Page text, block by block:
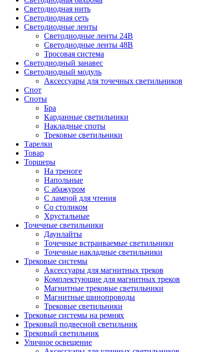
Светодиодная нить
Светодиодная сеть
Светодиодные ленты
Светодиодные ленты 24В
Светодиодные ленты 48В
Тросовая система
Светодиодный занавес
Светодиодный модуль
Аксессуары для точечных светильников
Спот
Споты
Бра
Карданные светильники
Накладные споты
Трековые светильники
Тарелки
Товар
Торшеры
На треноге
Напольные
С абажуром
С лампой для чтения
Со столиком
Хрустальные
Точечные светильники
Даунлайты
Точечные встраиваемые светильники
Точечные накладные светильники
Трековые системы
Аксессуары для магнитных треков
Комплектующие для магнитных треков
Магнитные трековые светильники
Магнитные шинопроводы
Трековые светильники
Трековые системы на ремнях
Трековый подвесной светильник
Трековый светильник
Уличное освещение